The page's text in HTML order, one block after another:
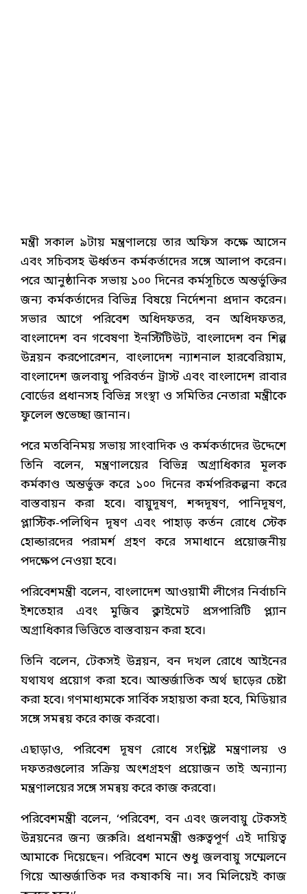
মন্ত্রী সকাল ৯টায় মন্ত্রণালয়ে তার অফিস কক্ষে আসেন
এবং সচিবসহ ঊর্ধ্বতন কর্মকর্তাদের সঙ্গে আলাপ করেন।
পরে আনুষ্ঠানিক সভায় ১০০ দিনের কর্মসূচিতে অন্তর্ভুক্তির
জন্য কর্মকর্তাদের বিভিন্ন বিষয়ে নির্দেশনা প্রদান করেন।
সভার আগে পরিবেশ অধিদফতর, বন অধিদফতর,
বাংলাদেশ বন গবেষণা ইনস্টিটিউট, বাংলাদেশ বন শিল্প
উন্নয়ন করপোরেশন, বাংলাদেশ ন্যাশনাল হারবেরিয়াম,
বাংলাদেশ জলবায়ু পরিবর্তন ট্রাস্ট এবং বাংলাদেশ রাবার
বোর্ডের প্রধানসহ বিভিন্ন সংস্থা ও সমিতির নেতারা মন্ত্রীকে
ফুলেল শুভেচ্ছা জানান।
পরে মতবিনিময় সভায় সাংবাদিক ও কর্মকর্তাদের উদ্দেশে
তিনি বলেন, মন্ত্রণালয়ের বিভিন্ন অগ্রাধিকার মূলক
কর্মকাণ্ড অন্তর্ভুক্ত করে ১০০ দিনের কর্মপরিকল্পনা করে
বাস্তবায়ন করা হবে। বায়ুদূষণ, শব্দদূষণ, পানিদূষণ,
প্লাস্টিক-পলিথিন দূষণ এবং পাহাড় কর্তন রোধে স্টেক
হোল্ডারদের পরামর্শ গ্রহণ করে সমাধানে প্রয়োজনীয়
পদক্ষেপ নেওয়া হবে।
পরিবেশমন্ত্রী বলেন, বাংলাদেশ আওয়ামী লীগের নির্বাচনি
ইশতেহার এবং মুজিব ক্লাইমেট প্রসপারিটি প্ল্যান
অগ্রাধিকার ভিত্তিতে বাস্তবায়ন করা হবে।
তিনি বলেন, টেকসই উন্নয়ন, বন দখল রোধে আইনের
যথাযথ প্রয়োগ করা হবে। আন্তর্জাতিক অর্থ ছাড়ের চেষ্টা
করা হবে। গণমাধ্যমকে সার্বিক সহায়তা করা হবে, মিডিয়ার
সঙ্গে সমন্বয় করে কাজ করবো।
এছাড়াও, পরিবেশ দূষণ রোধে সংশ্লিষ্ট মন্ত্রণালয় ও
দফতরগুলোর সক্রিয় অংশগ্রহণ প্রয়োজন তাই অন্যান্য
মন্ত্রণালয়ের সঙ্গে সমন্বয় করে কাজ করবো।
পরিবেশমন্ত্রী বলেন, ‘পরিবেশ, বন এবং জলবায়ু টেকসই
উন্নয়নের জন্য জরুরি। প্রধানমন্ত্রী গুরুত্বপূর্ণ এই দায়িত্ব
আমাকে দিয়েছেন। পরিবেশ মানে শুধু জলবায়ু সম্মেলনে
গিয়ে আন্তর্জাতিক দর কষাকষি না। সব মিলিয়েই কাজ